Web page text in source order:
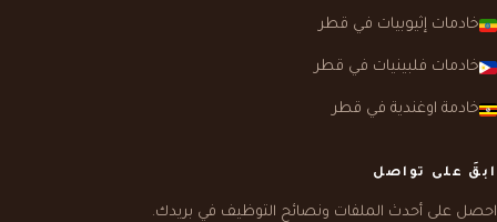
خادمات إثيوبيات في قطر
خادمات فلبينيات في قطر
خادمة اوغندية في قطر
ابقَ على تواصل
احصل على أحدث الملفات ونصائح التوظيف في بريدك.